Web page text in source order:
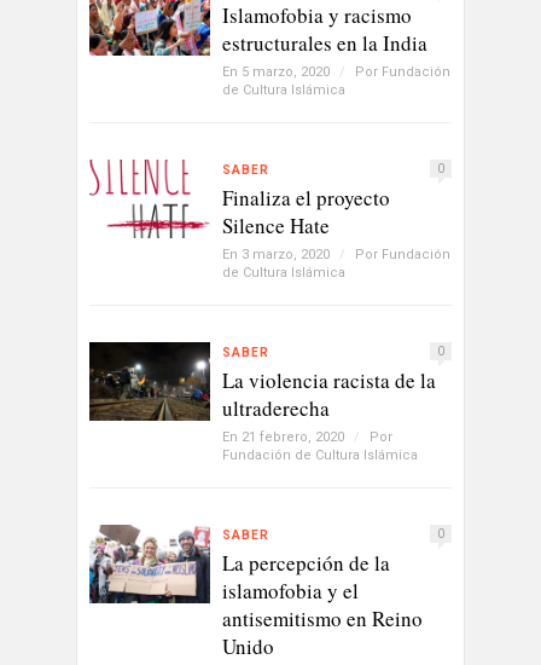
Islamofobia y racismo
estructurales en la India
En 5 marzo, 2020 / Por Fundación
de Cultura Islámica
SABER 0
Finaliza el proyecto
Silence Hate
En 3 marzo, 2020 / Por Fundación
de Cultura Islámica
SABER 0
La violencia racista de la
ultraderecha
En 21 febrero, 2020 /
Por
Fundación de Cultura Islámica
SABER 0
La percepción de la
islamofobia y el
antisemitismo en Reino
Unido